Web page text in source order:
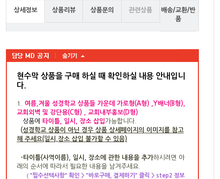
상세정보 상품리뷰 상품문의 관련상품
배송/교환/반
품
현수막 상품을 구매 하실 때 확인하실 내용 안내입니
다
1. 여름,겨울 성경학교 상품들 가운데 가로형(A형) ,Y배너(B형),
교회외벽 및 강단용(C형) , 교회내부홍보(D형)
상품에 타이틀, 일시, 장소 삽입가능합니다.
(성경학교 상품이 아닌 경우 상품 상세페이지의 이미지를 참고
해 주세요(일시,장소 삽입 불가할 수 있음)
-타이틀(사역이름), 일시, 장소에 관한 내용을 추가하시려면 아
래의 순서에 따라서 필요한 내용을 남겨주세요.
( "필수선택사항" 확인 > "바로구매, 결제하기" 클릭 > step2 정보